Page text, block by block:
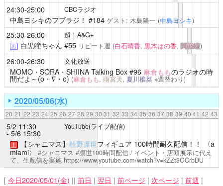
24:30-25:00 CBCラジオ
中島ヨシキのフブラジ！ #184 ゲスト: 木島隆一 (中島ヨシキ)
25:30-26:00 超！A&G+
再 白黒瞳ちゃん #55 リピート週 (白石晴香, 黒木ほの香,関根瞳)
26:00-26:30 文化放送
MOMO・SORA・SHIINA Talking Box#96 麻倉もものラジオの時
間だよ～(o・∇・o) (麻倉もも, 雨宮天, 夏川椎菜※週替わり)
2020/05/06(水)
20 21 22 23 24 25 26 27 28 29 30 31 32 33 34 35 36 37 38 39 40 41 42 43
5/2 11:30
- 5/6 15:30
YouTube(ライブ配信)
！ 【シャニマス】 杜野凛世フィギュア 100時間耐久配信！！ 〈a
miami〉
#シャニマス #凛世100時間配信 / イベント・店頭展示に代え
て、生配信を実施 https://www.youtube.com/watch?v=kZZt3OCrbDU
[ 今日2020/05/01(金) || 前日 | 翌日 | 前ページ | 次ページ | 前週 |